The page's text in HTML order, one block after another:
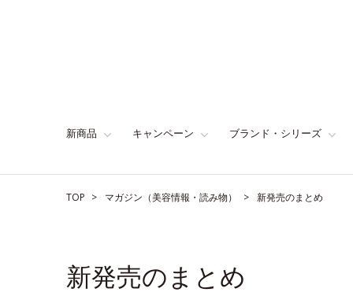
新商品 キャンペーン ブランド・シリーズ
TOP マガジン（美容情報・読み物） 新発売のまとめ
新発売のまとめ